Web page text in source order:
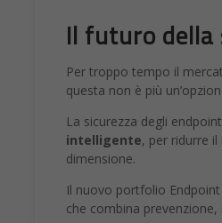
Il futuro della
Per troppo tempo il
questa non è più
La sicurezza degli
intelligente, per ridurre
dimensione.
Il nuovo portfolio
che combina